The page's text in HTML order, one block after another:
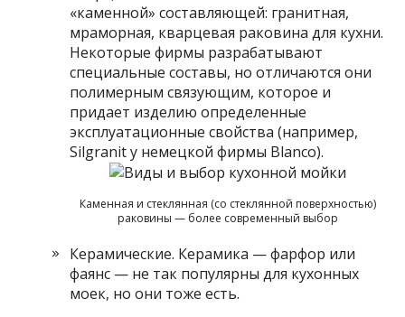
«каменной» составляющей: гранитная,
мраморная, кварцевая раковина для кухни.
Некоторые фирмы разрабатывают
специальные составы, но отличаются они
полимерным связующим, которое и
придает изделию определенные
эксплуатационные свойства (например,
Silgranit у немецкой фирмы Blanco).
Каменная и стеклянная (со стеклянной поверхностью)
раковины — более современный выбор
Керамические. Керамика — фарфор или
фаянс — не так популярны для кухонных
моек, но они тоже есть.